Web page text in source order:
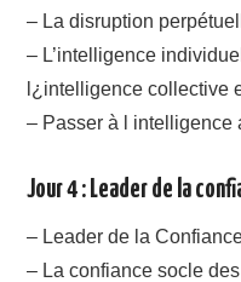
– La disruption
– L’intelligence
l¿intelligence collective
– Passer à l intelligence
Jour 4 : Leader de la
– Leader de la
– La confiance socle